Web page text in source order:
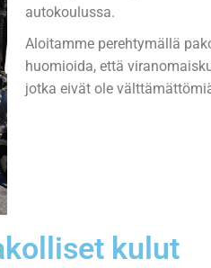
autokoulussa.
Aloitamme perehtymällä
huomioida, että
jotka eivät ole
kulut